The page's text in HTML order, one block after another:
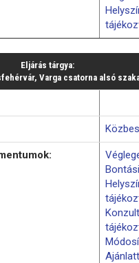
Eljárás tárgya:
Varga csatorna alsó